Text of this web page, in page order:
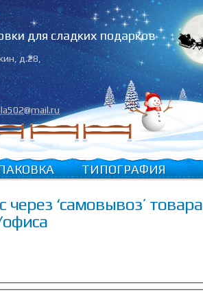
для сладких подарков
д.28
ТИПОГРАФИЯ
‘самовывоз’ товара